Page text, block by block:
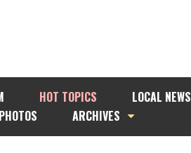
HOT TOPICS
LOCAL NEWS
PHOTOS ARCHIVES